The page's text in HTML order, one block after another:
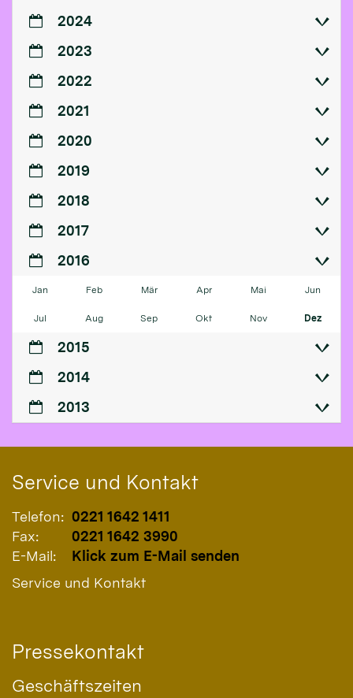
2024
2023
2022
2021
2020
2019
2018
2017
2016
Jan Feb Mär Apr Mai Jun
Jul Aug Sep Okt Nov Dez
2015
2014
2013
Service und Kontakt
Telefon: 0221 1642 1411
Fax:
0221 1642 3990
E-Mail:
Klick zum E-Mail senden
Service und Kontakt
Pressekontakt
Geschäftszeiten